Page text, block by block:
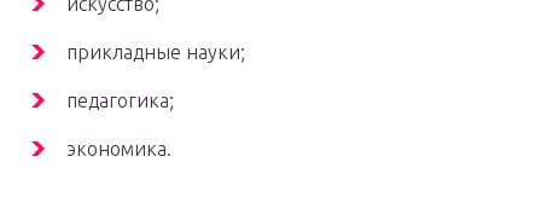
прикладные науки;
педагогика;
экономика.